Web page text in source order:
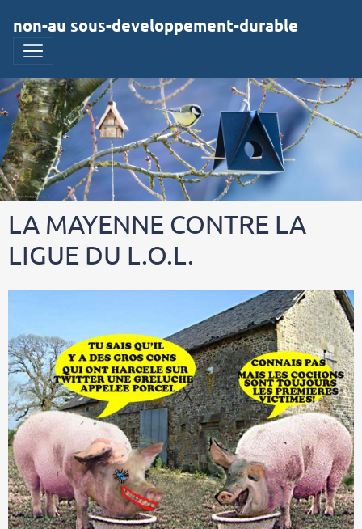
non-au sous-developpement-durable
LA MAYENNE CONTRE LA
LIGUE DU L.O.L.